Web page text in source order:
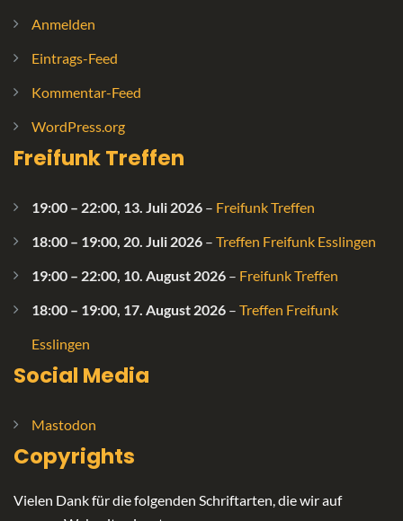
Anmelden
Eintrags-Feed
Kommentar-Feed
WordPress.org
Freifunk Treffen
19:00 – 22:00, 13. Juli 2026 – Freifunk Treffen
18:00 – 19:00, 20. Juli 2026 – Treffen Freifunk Esslingen
19:00 – 22:00, 10. August 2026 – Freifunk Treffen
18:00 – 19:00, 17. August 2026 – Treffen Freifunk
Esslingen
Social Media
Mastodon
Copyrights
Vielen Dank für die folgenden Schriftarten, die wir auf